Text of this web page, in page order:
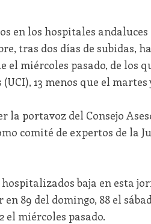
en los hospitales
tras dos días de subidas,
el miércoles pasado, de los
13 menos que el
la portavoz del Consejo
comité de expertos de la
baja en esta
89 del domingo, 88 el
el miércoles pasado.